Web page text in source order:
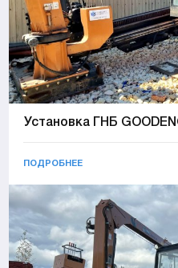
Установка ГНБ
ПОДРОБНЕЕ